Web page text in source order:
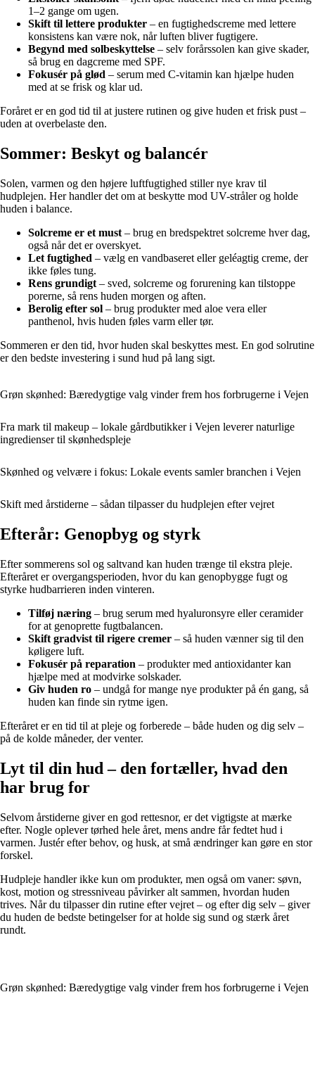
1–2 gange om ugen.
Skift til lettere produkter – en fugtighedscreme med lettere
konsistens kan være nok, når luften bliver fugtigere.
Begynd med solbeskyttelse – selv forårssolen kan give skader,
så brug en dagcreme med SPF.
Fokusér på glød – serum med C-vitamin kan hjælpe huden
med at se frisk og klar ud.
Foråret er en god tid til at justere rutinen og give huden et frisk pust –
uden at overbelaste den.
Sommer: Beskyt og balancér
Solen, varmen og den højere luftfugtighed stiller nye krav til
hudplejen. Her handler det om at beskytte mod UV-stråler og holde
huden i balance.
Solcreme er et must – brug en bredspektret solcreme hver dag,
også når det er overskyet.
Let fugtighed – vælg en vandbaseret eller geléagtig creme, der
ikke føles tung.
Rens grundigt – sved, solcreme og forurening kan tilstoppe
porerne, så rens huden morgen og aften.
Berolig efter sol – brug produkter med aloe vera eller
panthenol, hvis huden føles varm eller tør.
Sommeren er den tid, hvor huden skal beskyttes mest. En god solrutine
er den bedste investering i sund hud på lang sigt.
Grøn skønhed: Bæredygtige valg vinder frem hos forbrugerne i Vejen
Fra mark til makeup – lokale gårdbutikker i Vejen leverer naturlige
ingredienser til skønhedspleje
Skønhed og velvære i fokus: Lokale events samler branchen i Vejen
Skift med årstiderne – sådan tilpasser du hudplejen efter vejret
Efterår: Genopbyg og styrk
Efter sommerens sol og saltvand kan huden trænge til ekstra pleje.
Efteråret er overgangsperioden, hvor du kan genopbygge fugt og
styrke hudbarrieren inden vinteren.
Tilføj næring – brug serum med hyaluronsyre eller ceramider
for at genoprette fugtbalancen.
Skift gradvist til rigere cremer – så huden vænner sig til den
køligere luft.
Fokusér på reparation – produkter med antioxidanter kan
hjælpe med at modvirke solskader.
Giv huden ro – undgå for mange nye produkter på én gang, så
huden kan finde sin rytme igen.
Efteråret er en tid til at pleje og forberede – både huden og dig selv –
på de kolde måneder, der venter.
Lyt til din hud – den fortæller, hvad den
har brug for
Selvom årstiderne giver en god rettesnor, er det vigtigste at mærke
efter. Nogle oplever tørhed hele året, mens andre får fedtet hud i
varmen. Justér efter behov, og husk, at små ændringer kan gøre en stor
forskel.
Hudpleje handler ikke kun om produkter, men også om vaner: søvn,
kost, motion og stressniveau påvirker alt sammen, hvordan huden
trives. Når du tilpasser din rutine efter vejret – og efter dig selv – giver
du huden de bedste betingelser for at holde sig sund og stærk året
rundt.
Grøn skønhed: Bæredygtige valg vinder frem hos forbrugerne i Vejen